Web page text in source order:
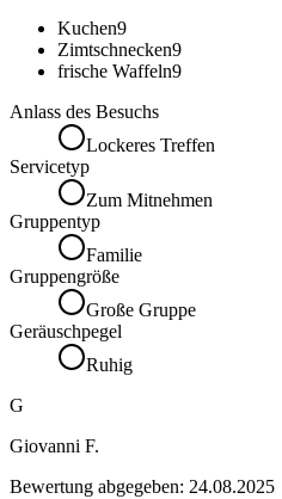
Kuchen9
Zimtschnecken9
frische Waffeln9
Anlass des Besuchs
Lockeres Treffen
Servicetyp
Zum Mitnehmen
Gruppentyp
Familie
Gruppengröße
Große Gruppe
Geräuschpegel
Ruhig
G
Giovanni F.
Bewertung abgegeben: 24.08.2025